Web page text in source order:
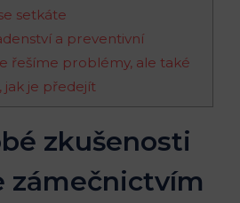
setkáte
a preventivní
řešíme problémy, ale také
jak je předejít
zkušenosti
zámečnictvím